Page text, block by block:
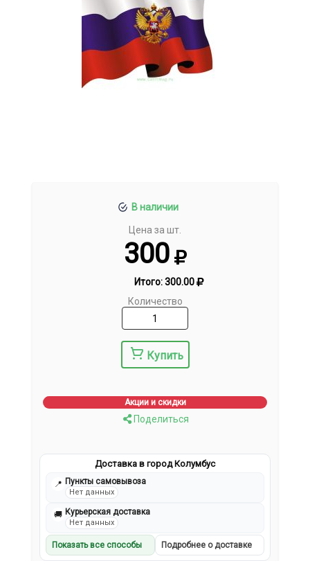
В наличии
Цена за шт.
300
Итого:300.00
Количество
Купить
Акции и скидки
Поделиться
Доставка в город Колумбус
📍 Пункты самовывоза
Нет данных
🚚 Курьерская доставка
Нет данных
Показать все способы Подробнее о доставке